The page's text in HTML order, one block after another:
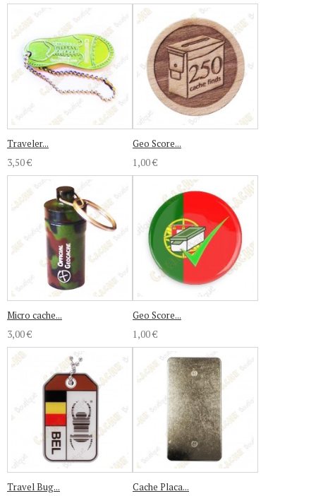
Traveler...
3,50 €
Geo Score...
1,00 €
Micro cache...
3,00 €
Geo Score...
1,00 €
Travel Bug...
Cache Placa...